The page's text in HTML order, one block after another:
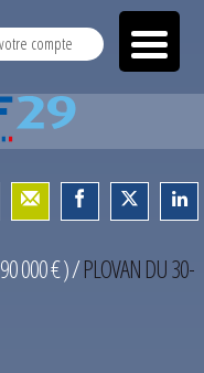
compte
000 € )/PLOVAN DU 30-